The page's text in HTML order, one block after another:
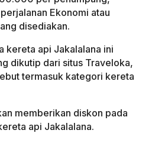
Ekonomi atau
disediakan.
kereta api Jakalalana ini
dikutip dari situs Traveloka,
termasuk kategori kereta
memberikan diskon pada
api Jakalalana.